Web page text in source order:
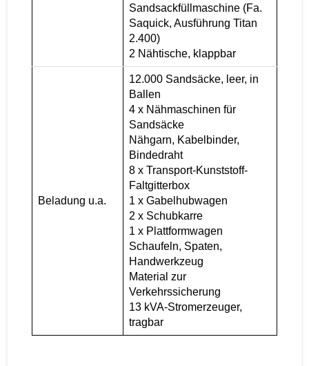
Sandsackfüllmaschine (Fa.
Saquick, Ausführung Titan
2.400)
2 Nähtische, klappbar
Beladung u.a.
12.000 Sandsäcke, leer, in
Ballen
4 x Nähmaschinen für
Sandsäcke
Nähgarn, Kabelbinder,
Bindedraht
8 x Transport-Kunststoff-
Faltgitterbox
1 x Gabelhubwagen
2 x Schubkarre
1 x Plattformwagen
Schaufeln, Spaten,
Handwerkzeug
Material zur
Verkehrssicherung
13 kVA-Stromerzeuger,
tragbar